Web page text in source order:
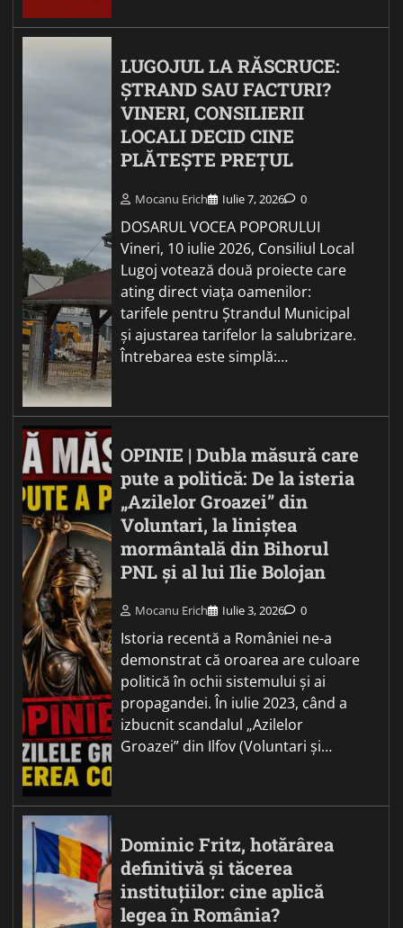
LUGOJUL LA RĂSCRUCE:
ȘTRAND SAU FACTURI?
VINERI, CONSILIERII
LOCALI DECID CINE
PLĂTEȘTE PREȚUL
Mocanu Erich Iulie 7, 2026 0
DOSARUL VOCEA POPORULUI
Vineri, 10 iulie 2026, Consiliul Local
Lugoj votează două proiecte care
ating direct viața oamenilor:
tarifele pentru Ștrandul Municipal
și ajustarea tarifelor la salubrizare.
Întrebarea este simplă:…
OPINIE | Dubla măsură care
pute a politică: De la isteria
„Azilelor Groazei” din
Voluntari, la liniștea
mormântală din Bihorul
PNL și al lui Ilie Bolojan
Mocanu Erich Iulie 3, 2026 0
Istoria recentă a României ne-a
demonstrat că oroarea are culoare
politică în ochii sistemului și ai
propagandei. În iulie 2023, când a
izbucnit scandalul „Azilelor
Groazei” din Ilfov (Voluntari și…
Dominic Fritz, hotărârea
definitivă și tăcerea
instituțiilor: cine aplică
legea în România?